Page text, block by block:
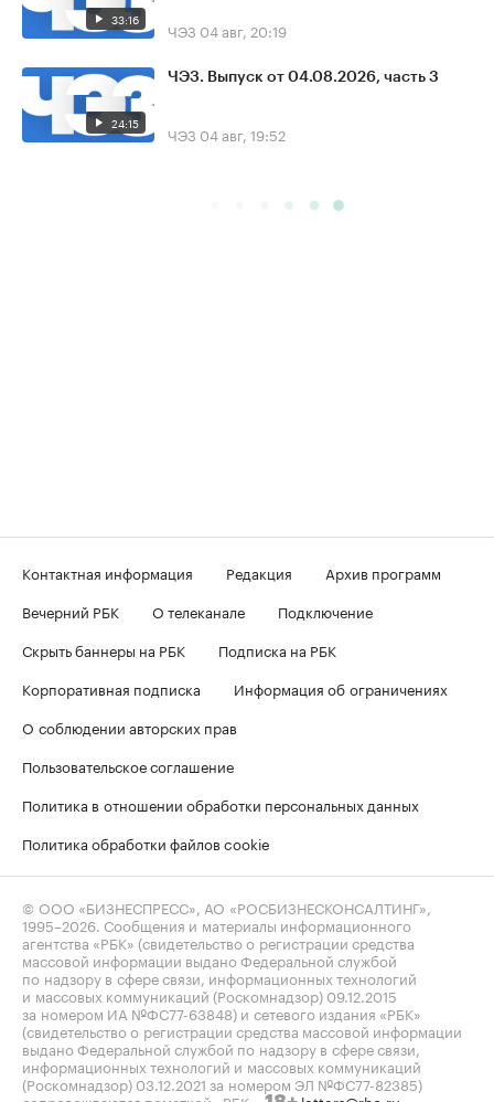
33:16 ЧЭЗ 04 авг, 20:19
24:15
ЧЭЗ. Выпуск от 04.08.2026, часть 3
ЧЭЗ 04 авг, 19:52
Контактная информация Редакция
Архив программ
Вечерний РБК
О телеканале
Подключение
Скрыть баннеры на РБК
Подписка на РБК
Корпоративная подписка
Информация об ограничениях
О соблюдении авторских прав
Пользовательское соглашение
Политика в отношении обработки персональных данных
Политика обработки файлов cookie
© ООО «БИЗНЕСПРЕСС», АО «РОСБИЗНЕСКОНСАЛТИНГ»,
1995–2026 . Сообщения и материалы информационного
агентства «РБК» (свидетельство о регистрации средства
массовой информации выдано Федеральной службой
по надзору в сфере связи, информационных технологий
и массовых коммуникаций (Роскомнадзор) 09.12.2015
за номером ИА №ФС77-63848) и сетевого издания «РБК»
(свидетельство о регистрации средства массовой информации
выдано Федеральной службой по надзору в сфере связи,
информационных технологий и массовых коммуникаций
(Роскомнадзор) 03.12.2021 за номером ЭЛ №ФС77-82385)